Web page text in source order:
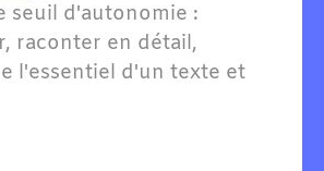
seuil d'autonomie :
raconter en détail,
l'essentiel d'un texte et